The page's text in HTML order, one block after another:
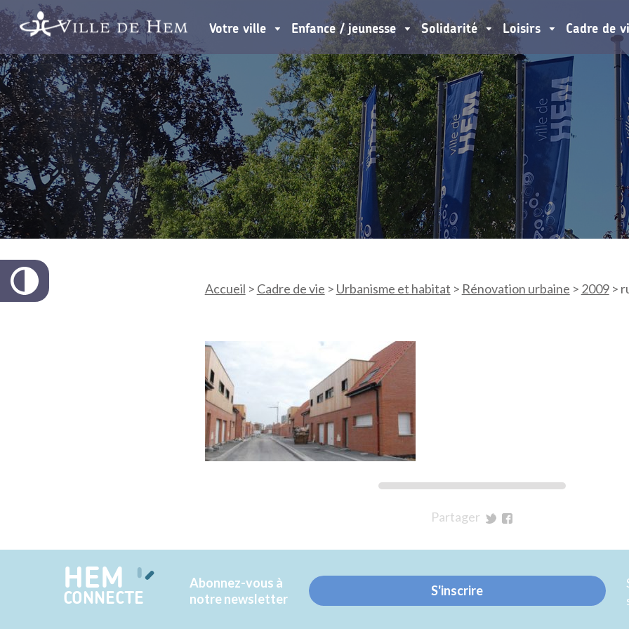
Votre ville Enfance / jeunesse Solidarité Loisirs Cadre de
Accueil > Cadre de vie > Urbanisme et habitat > Rénovation urbaine > 2009>
Partager
Twitter
Facebook
HEM
CONNECTE
Abonnez-vous à
notre newsletter
S'inscrire